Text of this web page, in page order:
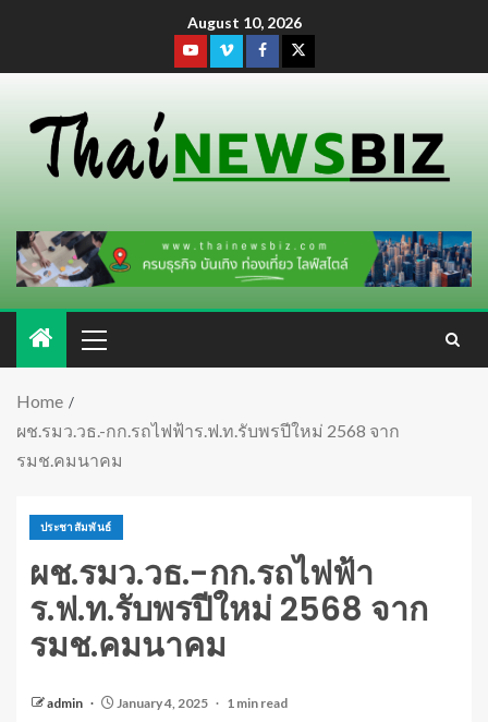
August 10, 2026
Home
ผช.รมว.วธ.-กก.รถไฟฟ้าร.ฟ.ท.รับพรปีใหม่ 2568 จาก
รมช.คมนาคม
ประชาสัมพันธ์
ผช.รมว.วธ.-กก.รถไฟฟ้า
ร.ฟ.ท.รับพรปีใหม่ 2568 จาก
รมช.คมนาคม
admin January 4, 2025 1 min read